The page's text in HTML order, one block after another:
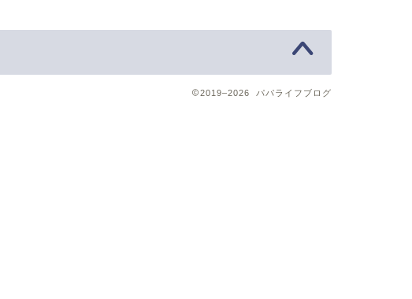
2019–2026 パパライフブログ